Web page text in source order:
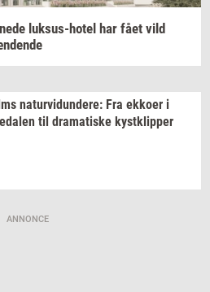
luksus-​hotel har fået vild
na­tur­vi­dun­de­re: Fra ek­ko­er i
til dra­ma­ti­ske kyst­klip­per
ANNONCE